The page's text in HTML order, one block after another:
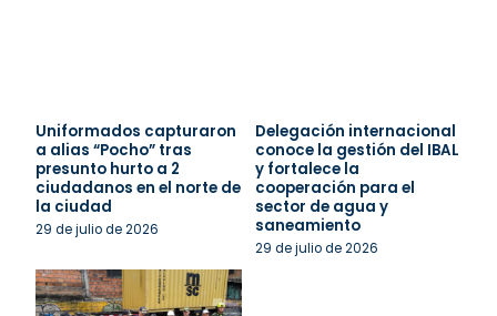
Uniformados capturaron
a alias “Pocho” tras
presunto hurto a 2
ciudadanos en el norte de
la ciudad
29 de julio de 2026
Delegación internacional
conoce la gestión del IBAL
y fortalece la
cooperación para el
sector de agua y
saneamiento
29 de julio de 2026